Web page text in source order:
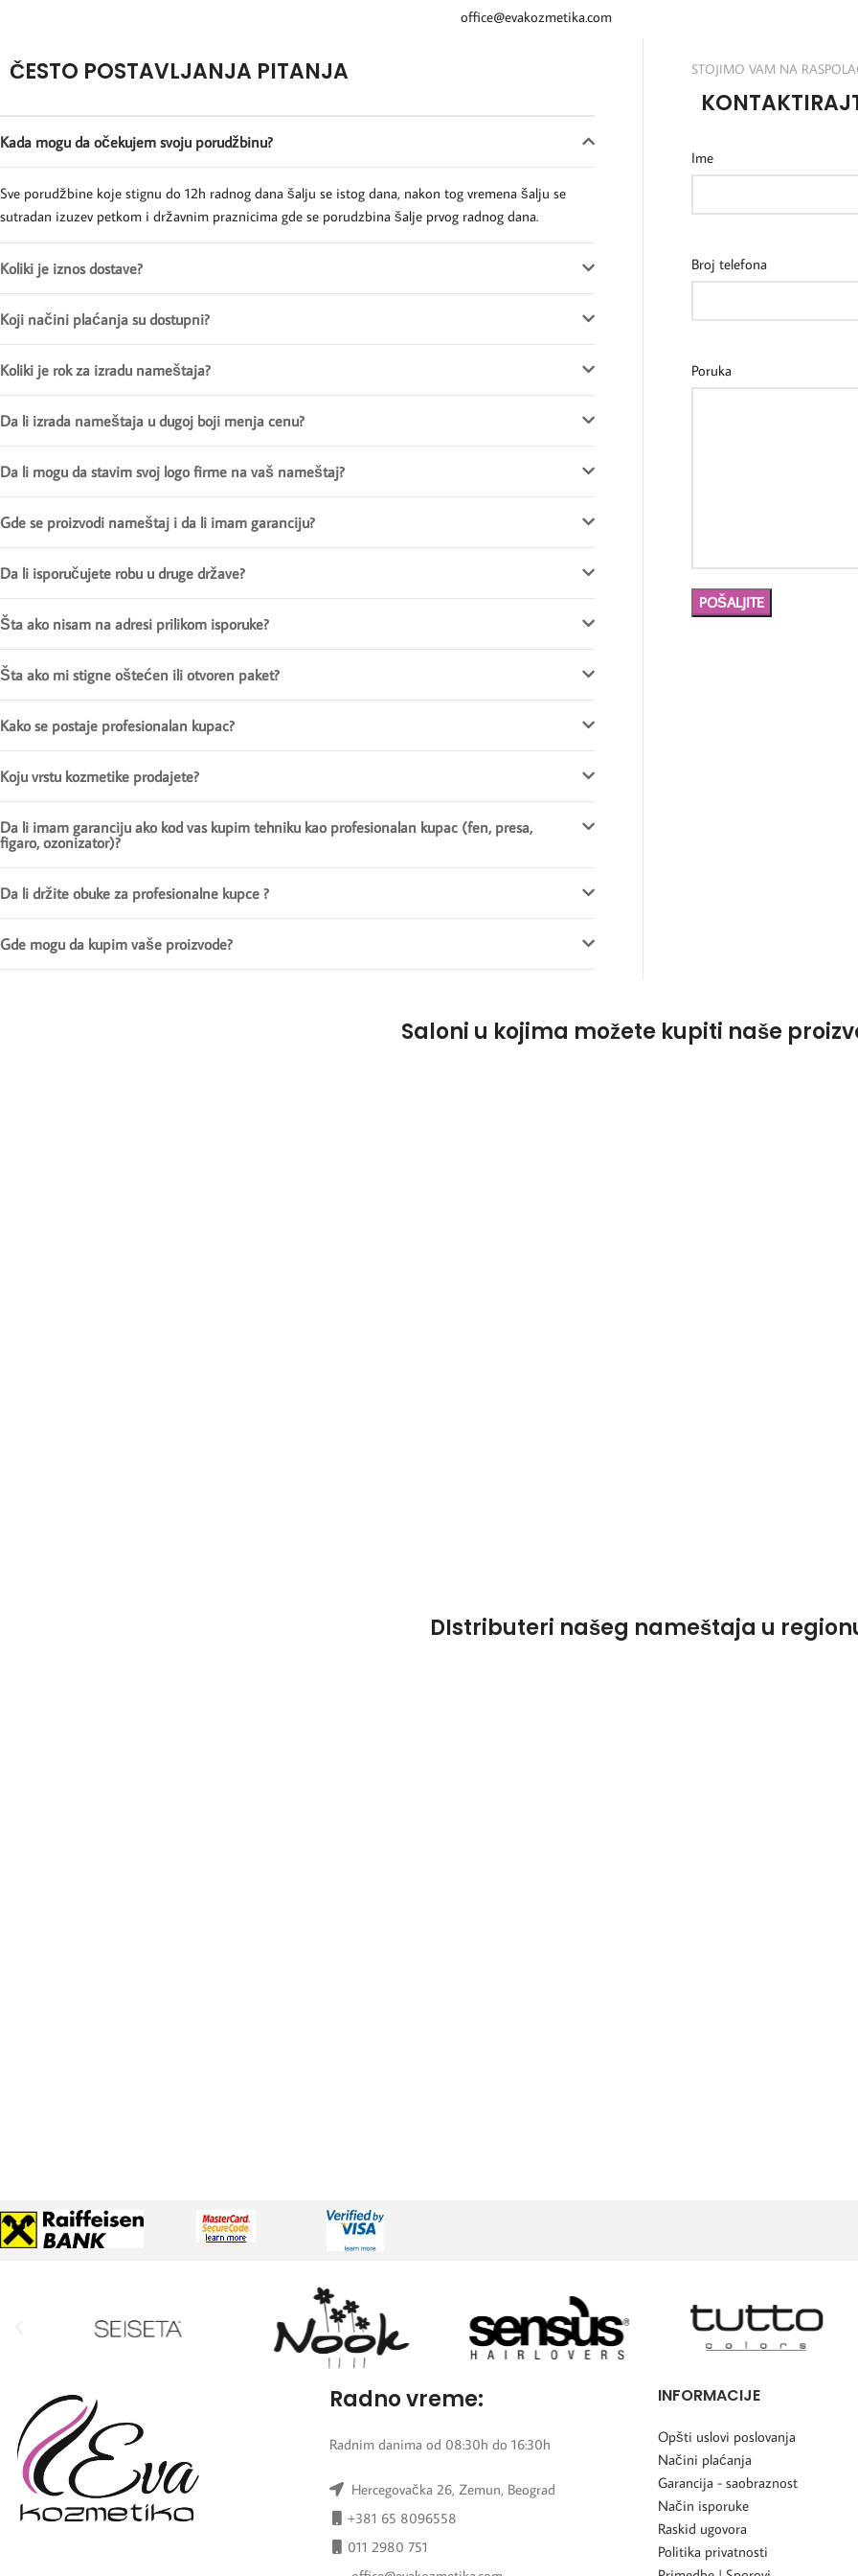
office@evakozmetika.com
ČESTO POSTAVLJANJA PITANJA
Kada mogu da očekujem svoju porudžbinu?
Sve porudžbine koje stignu do 12h radnog dana šalju se istog dana, nakon tog vremena šalju se
sutradan izuzev petkom i državnim praznicima gde se porudzbina šalje prvog radnog dana.
Koliki je iznos dostave?
Koji načini plaćanja su dostupni?
Koliki je rok za izradu nameštaja?
Da li izrada nameštaja u dugoj boji menja cenu?
Da li mogu da stavim svoj logo firme na vaš nameštaj?
Gde se proizvodi nameštaj i da li imam garanciju?
Da li isporučujete robu u druge države?
Šta ako nisam na adresi prilikom isporuke?
Šta ako mi stigne oštećen ili otvoren paket?
Kako se postaje profesionalan kupac?
Koju vrstu kozmetike prodajete?
Da li imam garanciju ako kod vas kupim tehniku kao profesionalan kupac (fen, presa,
figaro, ozonizator)?
Da li držite obuke za profesionalne kupce ?
Gde mogu da kupim vaše proizvode?
STOJIMO VAM NA
Ime
Broj telefona
Poruka
Saloni u kojima možete kupiti naše
DIstributeri našeg nameštaja u
Radno vreme:
Radnim danima od 08:30h do 16:30h
Hercegovačka 26, Zemun, Beograd
+381 65 8096558
011 2980 751
INFORMACIJE
Opšti uslovi poslovanja
Načini plaćanja
Garancija - saobraznost
Način isporuke
Raskid ugovora
Politika privatnosti